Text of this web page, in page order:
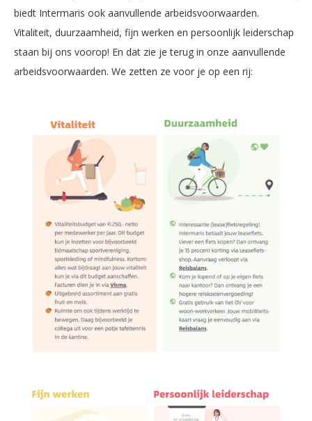
biedt Intermaris ook aanvullende arbeidsvoorwaarden.
Vitaliteit, duurzaamheid, fijn werken en persoonlijk leiderschap
staan bij ons voorop! En dat zie je terug in onze aanvullende
arbeidsvoorwaarden. We zetten ze voor je op een rij: